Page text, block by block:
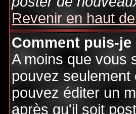
Revenir en haut
Comment puis-
A moins que vous
pouvez
pouvez éditer un
après qu'il soit